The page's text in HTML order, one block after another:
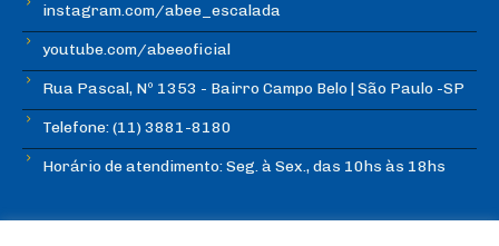
instagram.com/abee_escalada
youtube.com/abeeoficial
Rua Pascal, Nº 1353 - Bairro Campo Belo | São Paulo -SP
Telefone: (11) 3881-8180
Horário de atendimento: Seg. à Sex., das 10hs às 18hs